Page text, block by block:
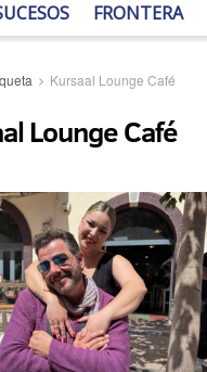
FRONTERA
Kursaal Lounge Café
Lounge Café